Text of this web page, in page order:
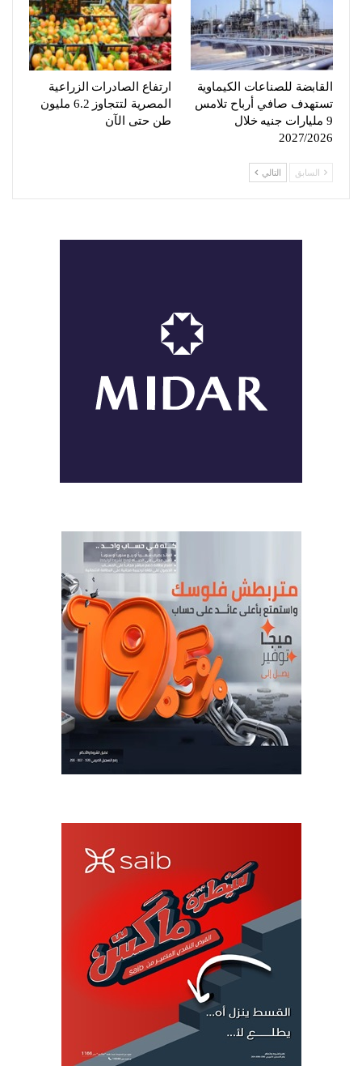
القابضة للصناعات الكيماوية
تستهدف صافي أرباح تلامس
9 مليارات جنيه خلال
2027/2026
ارتفاع الصادرات الزراعية
المصرية لتتجاوز 6.2 مليون
طن حتى الآن
السابق التالي